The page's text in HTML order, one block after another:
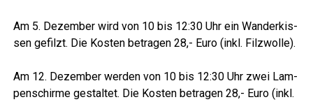
Am 5. Dezem­ber wird von 10 bis 12:30 Uhr ein Wan­der­kis­
sen gefilzt. Die Kos­ten betra­gen 28,- Euro (inkl. Filzwolle).
Am 12. Dezem­ber wer­den von 10 bis 12:30 Uhr zwei Lam­
pen­schir­me gestal­tet. Die Kos­ten betra­gen 28,- Euro (inkl.